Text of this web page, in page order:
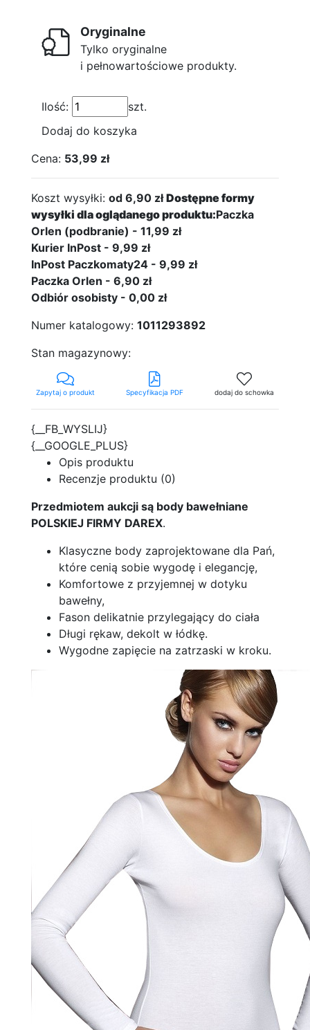
Oryginalne
Tylko oryginalne
i pełnowartościowe produkty.
Ilość:
szt.
Dodaj do koszyka
Cena: 53,99 zł
Koszt wysyłki: od 6,90 złDostępne formy
wysyłki dla oglądanego produktu:Paczka
Orlen (podbranie) - 11,99 zł
Kurier InPost - 9,99 zł
InPost Paczkomaty24 - 9,99 zł
Paczka Orlen - 6,90 zł
Odbiór osobisty - 0,00 zł
Numer katalogowy: 1011293892
Stan magazynowy:
Zapytaj o produkt Specyfikacja PDF dodaj do schowka
{__FB_WYSLIJ}
{__GOOGLE_PLUS}
Opis produktu
Recenzje produktu (0)
Przedmiotem aukcji są body bawełniane
POLSKIEJ FIRMY DAREX.
Klasyczne body zaprojektowane dla Pań,
które cenią sobie wygodę i elegancję,
Komfortowe z przyjemnej w dotyku
bawełny,
Fason delikatnie przylegający do ciała
Długi rękaw, dekolt w łódkę.
Wygodne zapięcie na zatrzaski w kroku.